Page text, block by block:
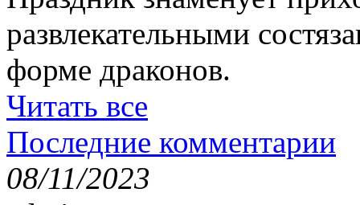
развлекательными
форме драконов.
Читать все
Последние комментарии
08/11/2023